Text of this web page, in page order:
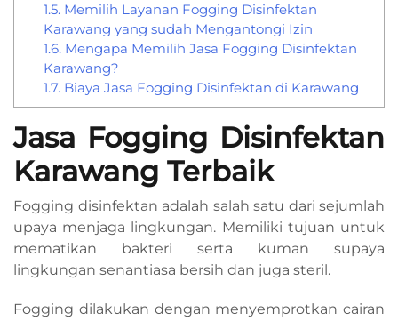
1.5.Memilih Layanan Fogging Disinfektan
Karawang yang sudah Mengantongi Izin
1.6.Mengapa Memilih Jasa Fogging Disinfektan
Karawang?
1.7.Biaya Jasa Fogging Disinfektan di Karawang
Jasa Fogging Disinfektan
Karawang Terbaik
Fogging disinfektan adalah salah satu dari sejumlah
upaya menjaga lingkungan. Memiliki tujuan untuk
mematikan bakteri serta kuman supaya
lingkungan senantiasa bersih dan juga steril.
Fogging dilakukan dengan menyemprotkan cairan